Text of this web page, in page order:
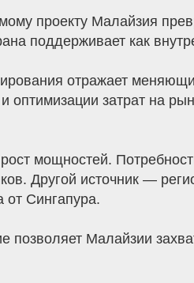
проекту Малайзия
поддерживает как
отражает
затрат на
мощностей.
Другой источник —
от Сингапура.
позволяет Малайзии